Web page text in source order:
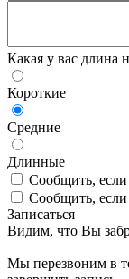
Какая у вас длина
Короткие
Средние
Длинные
Сообщить,
Сообщить,
Записаться
Видим, что Вы
Мы перезвоним в